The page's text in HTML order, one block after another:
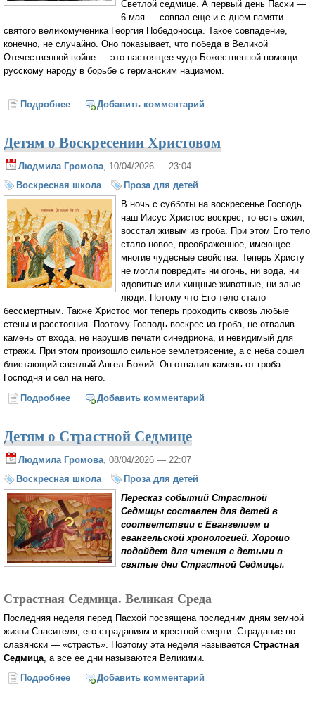
Светлой седмице. А первый день Пасхи —
6 мая — совпал еще и с днем памяти
святого великомученика Георгия Победоносца. Такое совпадение,
конечно, не случайно. Оно показывает, что победа в Великой
Отечественной войне — это настоящее чудо Божественной помощи
русскому народу в борьбе с германским нацизмом.
Подробнее о Детям о Дне Победы. Как была спасена Россия?
Добавить комментарий
Детям о Воскресении Христовом
Людмила Громова, 10/04/2026 — 23:04
Воскресная школа
Проза для детей
В ночь с субботы на воскресенье Господь
наш Иисус Христос воскрес, то есть ожил,
восстал живым из гроба. При этом Его тело
стало новое, преображенное, имеющее
многие чудесные свойства. Теперь Христу
не могли повредить ни огонь, ни вода, ни
ядовитые или хищные животные, ни злые
люди. Потому что Его тело стало
бессмертным. Также Христос мог теперь проходить сквозь любые
стены и расстояния. Поэтому Господь воскрес из гроба, не отвалив
камень от входа, не нарушив печати синедриона, и невидимый для
стражи. При этом произошло сильное землетрясение, а с неба сошел
блистающий светлый Ангел Божий. Он отвалил камень от гроба
Господня и сел на него.
Подробнее о Детям о Воскресении Христовом
Добавить комментарий
Детям о Страстной Седмице
Людмила Громова, 08/04/2026 — 22:07
Воскресная школа
Проза для детей
Пересказ событий Страстной
Седмицы составлен для детей в
соответствии с Евангелием и
евангельской хронологией. Хорошо
подойдет для чтения с детьми в
святые дни Страстной Седмицы.
Страстная Седмица. Великая Среда
Последняя неделя перед Пасхой посвящена последним дням земной
жизни Спасителя, его страданиям и крестной смерти. Страдание по-
славянски — «страсть». Поэтому эта неделя называется Страстная
Седмица , а все ее дни называются Великими.
Подробнее о Детям о Страстной Седмице
Добавить комментарий